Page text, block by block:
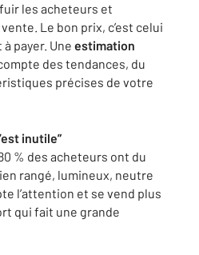
les acheteurs et
Le bon prix, c’est celui
payer. Une estimation
des tendances, du
précises de votre
inutile”
% des acheteurs ont du
rangé, lumineux, neutre
l’attention et se vend plus
qui fait une grande